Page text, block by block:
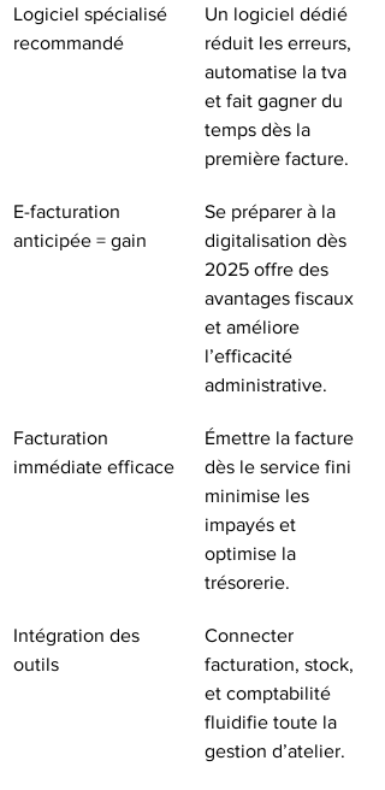
Logiciel spécialisé
recommandé
Un logiciel dédié
réduit les erreurs,
automatise la tva
et fait gagner du
temps dès la
première facture.
E-facturation
anticipée = gain
Se préparer à la
digitalisation dès
2025 offre des
avantages fiscaux
et améliore
l’efficacité
administrative.
Facturation
immédiate efficace
Émettre la facture
dès le service fini
minimise les
impayés et
optimise la
trésorerie.
Intégration des
outils
Connecter
facturation, stock,
et comptabilité
fluidifie toute la
gestion d’atelier.